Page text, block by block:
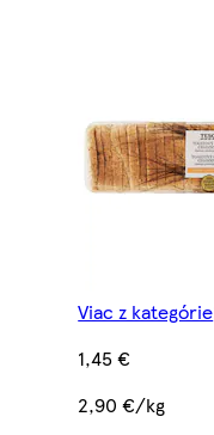
Viac z kategórie
1,45 €
2,90 €/kg